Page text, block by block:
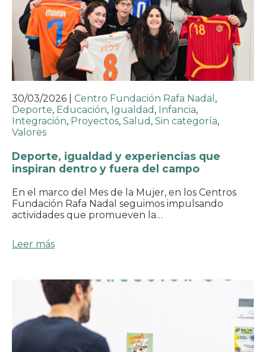
30/03/2026 Centro Fundación Rafa Nadal ,
Deporte, Educación, Igualdad , Infancia,
Integración, Proyectos, Salud , Sin categoría,
Valores
Deporte, igualdad y experiencias que
inspiran dentro y fuera del campo
En el marco del Mes de la Mujer, en los Centros
Fundación Rafa Nadal seguimos impulsando
actividades que promueven la…
Leer más